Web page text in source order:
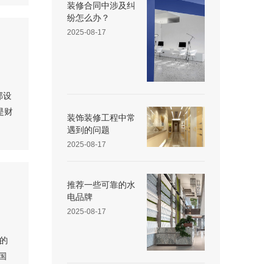
设
财
装修合同中涉及纠
纷怎么办？
2025-08-17
装饰装修工程中常
遇到的问题
2025-08-17
推荐一些可靠的水
电品牌
2025-08-17